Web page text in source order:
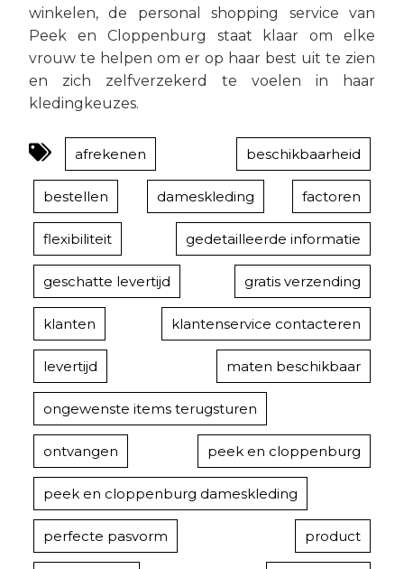
winkelen, de personal shopping service van
Peek en Cloppenburg staat klaar om elke
vrouw te helpen om er op haar best uit te zien
en zich zelfverzekerd te voelen in haar
kledingkeuzes.
afrekenen beschikbaarheid
bestellen dameskleding factoren
flexibiliteit gedetailleerde informatie
geschatte levertijd gratis verzending
klanten klantenservice contacteren
levertijd maten beschikbaar
ongewenste items terugsturen
ontvangen peek en cloppenburg
peek en cloppenburg dameskleding
perfecte pasvorm product